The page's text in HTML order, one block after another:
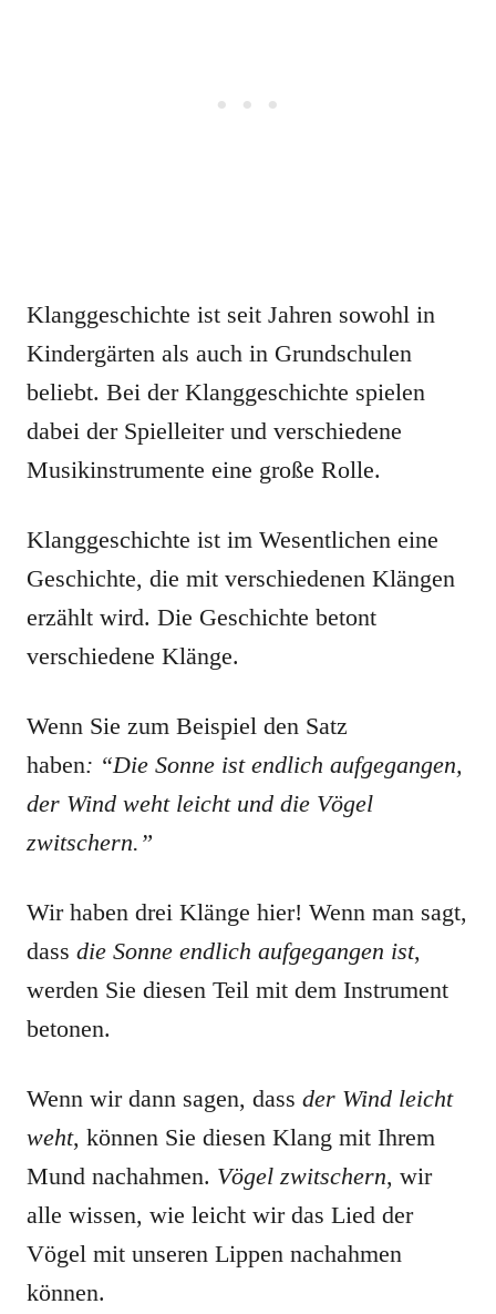
Klanggeschichte ist seit Jahren sowohl in
Kindergärten als auch in Grundschulen
beliebt. Bei der Klanggeschichte spielen
dabei der Spielleiter und verschiedene
Musikinstrumente eine große Rolle.
Klanggeschichte ist im Wesentlichen eine
Geschichte, die mit verschiedenen Klängen
erzählt wird. Die Geschichte betont
verschiedene Klänge.
Wenn Sie zum Beispiel den Satz
haben: “Die Sonne ist endlich aufgegangen,
der Wind weht leicht und die Vögel
zwitschern.”
Wir haben drei Klänge hier! Wenn man sagt,
dass die Sonne endlich aufgegangen ist,
werden Sie diesen Teil mit dem Instrument
betonen.
Wenn wir dann sagen, dass der Wind leicht
weht, können Sie diesen Klang mit Ihrem
Mund nachahmen. Vögel zwitschern, wir
alle wissen, wie leicht wir das Lied der
Vögel mit unseren Lippen nachahmen
können.